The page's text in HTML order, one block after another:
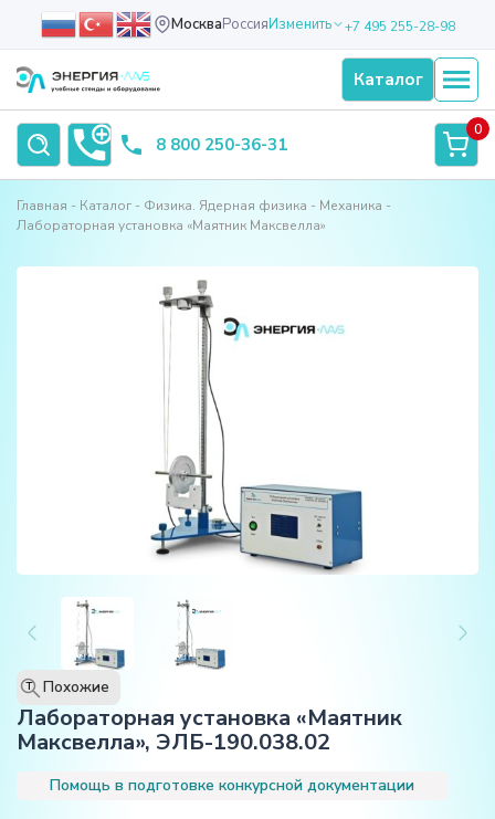
МоскваРоссияИзменить +7 495 255-28-98
Каталог
8 800 250-36-31
0
Главная Каталог Физика. Ядерная физика
Механика
Лабораторная установка «Маятник Максвелла»
T Похожие
Лабораторная установка «Маятник
Максвелла», ЭЛБ-190.038.02
Помощь в подготовке конкурсной документации